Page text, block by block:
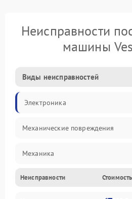
Неисправности
машины
Виды неисправностей
Электроника
Механические повреждения
Механика
Управление
Неисправности Стоимость